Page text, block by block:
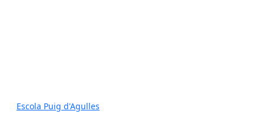
Escola Puig d'Agulles